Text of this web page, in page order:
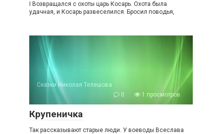
I Возвращался с охоты царь Косарь. Охота была
удачная, и Косарь развеселился. Бросил поводья,
Сказки Николая Телешова
0
1 просмотров
Крупеничка
Так рассказывают старые люди. У воеводы Всеслава